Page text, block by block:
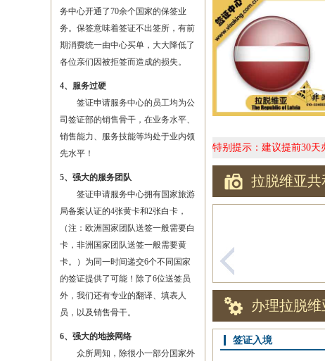
务中心开通了70余个国家的保签业
务。保签意味着签证不出签所，有前
期消费统一由中心买单，大大降低了
各位亲们因被拒签而造成的损失。
4、服务过硬
签证申请服务中心的员工均为公
司签证部的销售骨干，在业务水平、
销售能力、服务技能等均处于业内领
先水平！
5、强大的服务团队
签证申请服务中心拥有国家旅游
局备案认证的4张黄卡和2张白卡，
（注：欧洲国家团队送签一般需要白
卡，非洲国家团队送签一般需要黄
卡。）为同一时间递交6个不同国家
的签证提供了可能！除了6位送签员
外，我们还有专业的翻译、填表人
员，以及销售骨干。
6、强大的地接网络
众所周知，除很小一部分国家外
特别提示：建议提前30天
拉脱维亚共
办理拉脱
签证入境